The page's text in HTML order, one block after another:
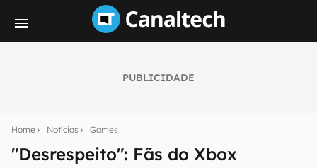
PUBLICIDADE
Home Notícias Games
"Desrespeito": Fãs do Xbox
notícias e reviews sobre tecnologia em primeira